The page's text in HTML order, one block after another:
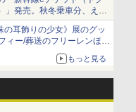
」発売。秋冬乗車分、えき
の耳飾りの少女》展のグッ
ィー/葬送のフリーレンほ
もっと見る